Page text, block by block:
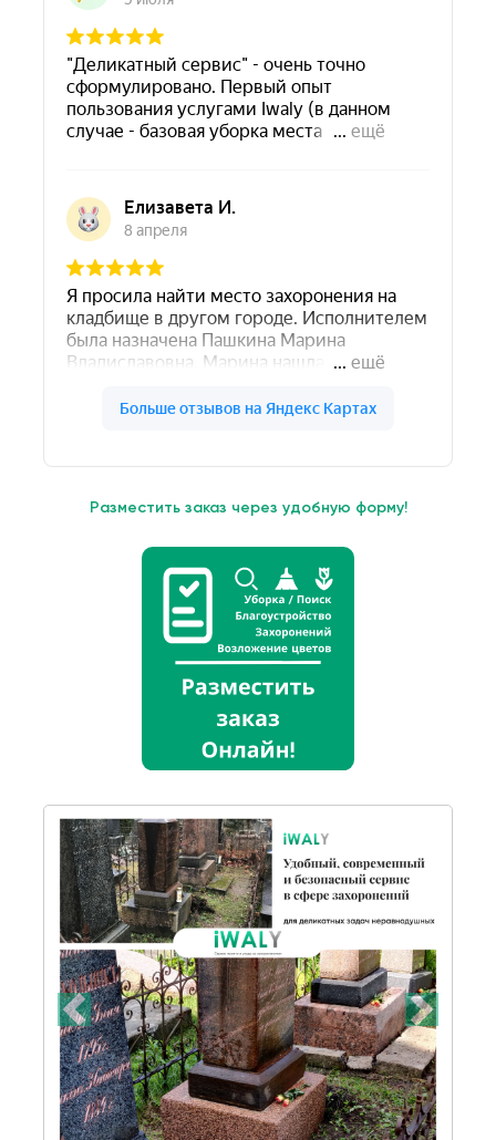
Разместить заказ через удобную форму!